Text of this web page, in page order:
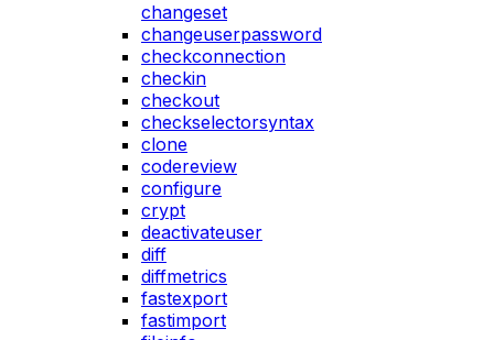
changeset
changeuserpassword
checkconnection
checkin
checkout
checkselectorsyntax
clone
codereview
configure
crypt
deactivateuser
diff
diffmetrics
fastexport
fastimport